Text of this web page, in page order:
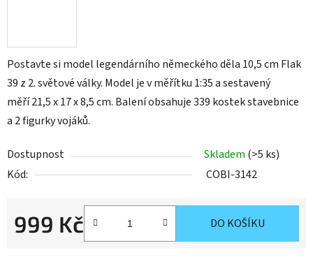
Postavte si model legendárního německého děla 10,5 cm Flak
39 z 2. světové války. Model je v měřítku 1:35 a sestavený
měří 21,5 x 17 x 8,5 cm. Balení obsahuje 339 kostek stavebnice
a 2 figurky vojáků.
Dostupnost Skladem (>5 ks)
Kód:
COBI-3142
999 Kč DO KOŠÍKU